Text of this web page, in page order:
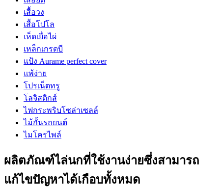
เสื้อวง
เสื้อโปโล
เห็ดเยื่อไผ่
เหล็กเกรดบี
แป้ง Aurame perfect cover
แพ้ง่าย
โปรเน็ตทรู
โลจิสติกส์
ไฟกระพริบโซล่าเซลล์
ไม้กั้นรถยนต์
ไมโครไพล์
ผลิตภัณฑ์ไล่นกที่ใช้งานง่ายซึ่งสามารถ
แก้ไขปัญหาได้เกือบทั้งหมด